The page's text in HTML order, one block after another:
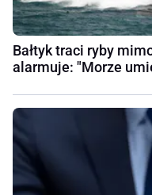
Bałtyk traci ryby
alarmuje: "Morze